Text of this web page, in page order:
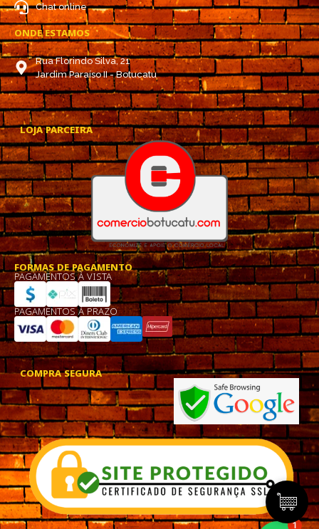
Chat online
ONDE ESTAMOS
Rua Florindo Silva, 21
Jardim Paraíso II - Botucatu
LOJA PARCEIRA
FORMAS DE PAGAMENTO
PAGAMENTOS À VISTA
PAGAMENTOS À PRAZO
COMPRA SEGURA
1